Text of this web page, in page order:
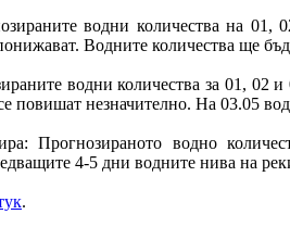
водни количества на
Водните количества ще
водни количества за 01,
повишат незначително. На 03.05
Прогнозираното водно
4-5 дни водните нива на
.